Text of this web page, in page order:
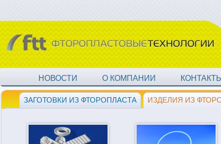
НОВОСТИ О КОМПАНИИ
ЗАГОТОВКИ ИЗ ФТОРОПЛАСТА ИЗДЕЛИЯ ИЗ